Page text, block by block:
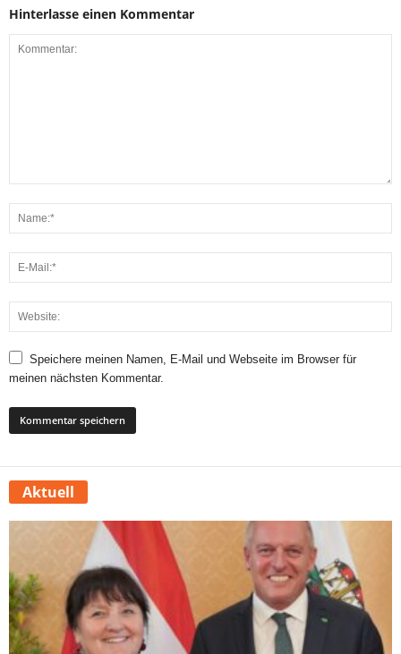
Hinterlasse einen Kommentar
Speichere meinen Namen, E-Mail und Webseite im Browser für
meinen nächsten Kommentar.
Aktuell